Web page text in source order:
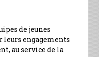
de jeunes
leurs engagements
au service de la